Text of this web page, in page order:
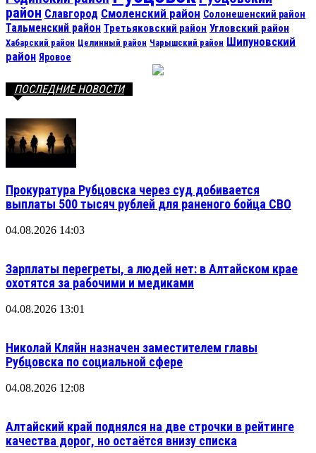
район Славгород Смоленский район Солонешенский район
Тальменский район Третьяковский район Угловский район
Хабарский район Целинный район Чарышский район Шипуновский
район Яровое
ПОСЛЕДНИЕ НОВОСТИ
Прокуратура Рубцовска через суд добивается
выплаты 500 тысяч рублей для раненого бойца СВО
04.08.2026 14:03
Зарплаты перегреты, а людей нет: в Алтайском крае
охотятся за рабочими и медиками
04.08.2026 13:01
Николай Кляйн назначен заместителем главы
Рубцовска по социальной сфере
04.08.2026 12:08
Алтайский край поднялся на две строчки в рейтинге
качества дорог, но остаётся внизу списка